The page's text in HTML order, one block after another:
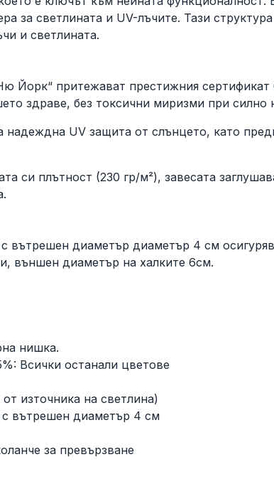
за светлината и UV-лъчите. Тази
и светлината.
Йорк“ притежават престижния
здраве, без токсични миризми при силно
надеждна UV защита от слънцето, като
си плътност (230 гр/м²), завесата
вътрешен диаметър диаметър 4 см
външен диаметър на халките 6см.
нишка.
Всички останали цветове
източника на светлина)
с вътрешен диаметър 4 см
за превързване